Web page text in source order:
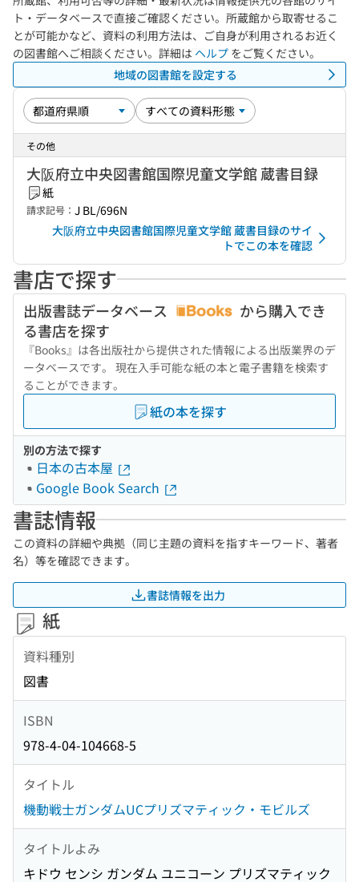
ト・データベースで直接ご確認ください。所蔵館から取寄せるこ
とが可能かなど、資料の利用方法は、ご自身が利用されるお近く
の図書館へご相談ください。詳細は ヘルプ をご覧ください。
地域の図書館を設定する
その他
大阪府立中央図書館国際児童文学館 蔵書目録
紙
請求記号： J BL/696N
大阪府立中央図書館国際児童文学館 蔵書目録のサイ
トでこの本を確認
書店で探す
出版書誌データベース
から購入でき
る書店を探す
『Books』は各出版社から提供された情報による出版業界のデ
ータベースです。 現在入手可能な紙の本と電子書籍を検索す
ることができます。
紙の本を探す
別の方法で探す
日本の古本屋
Google Book Search
書誌情報
この資料の詳細や典拠（同じ主題の資料を指すキーワード、著者
名）等を確認できます。
書誌情報を出力
紙
資料種別
図書
ISBN
978-4-04-104668-5
タイトル
機動戦士ガンダムUCプリズマティック・モビルズ
タイトルよみ
キドウ センシ ガンダム ユニコーン プリズマティック